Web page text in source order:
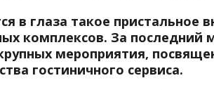
в глаза такое пристальное
комплексов. За последний
мероприятия,
гостиничного сервиса.